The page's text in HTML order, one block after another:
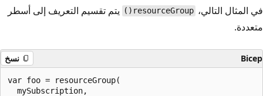
في المثال التالي، resourceGroup()
يتم تقسيم التعريف إلى أسطر
متعددة.
Bicep نسخ
var foo = resourceGroup(
  mySubscription,